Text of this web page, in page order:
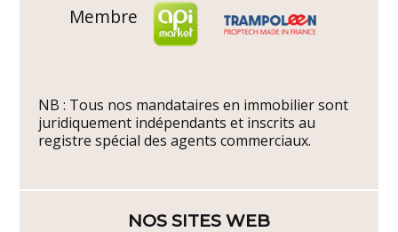
Membre
NB : Tous nos mandataires en immobilier sont
juridiquement indépendants et inscrits au
registre spécial des agents commerciaux.
NOS SITES WEB